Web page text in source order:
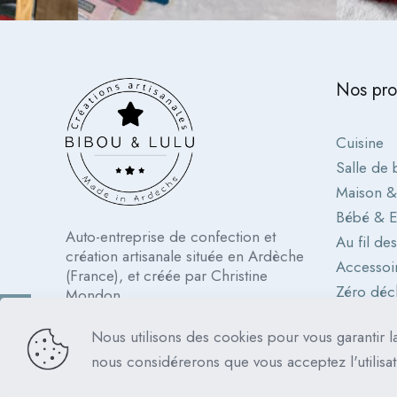
Auto-entreprise de confection et
création artisanale située en Ardèche
(France), et créée par Christine
Mondon.
Nos
Cuisine
Salle de
Maison
Bébé &
Au fil
Zéro
© 2023 Bibou & Lulu - Tous droits réservés |
Nous utilisons des cookies pour vous garantir
nous considérerons que vous acceptez